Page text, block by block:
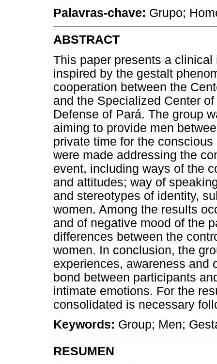
Palavras-chave: Grupo;
ABSTRACT
This paper presents a
inspired by the gestalt
cooperation between the
and the Specialized Center
Defense of Pará. The group
aiming to provide men
private time for the
were made addressing the
event, including ways of the
and attitudes; way of
and stereotypes of identity,
women. Among the results
and of negative mood of the
differences between the
women. In conclusion, the
experiences, awareness and
bond between participants
intimate emotions. For the
consolidated is necessary
Keywords: Group; Men;
RESUMEN